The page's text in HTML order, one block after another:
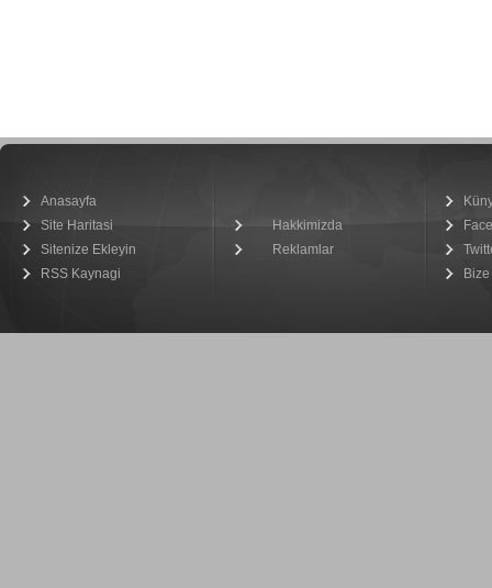
Anasayfa
Site Haritasi
Sitenize Ekleyin
RSS Kaynagi
Hakkimizda
Reklamlar